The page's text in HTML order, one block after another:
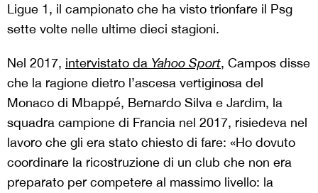
Ligue 1, il campionato che ha visto trionfare il Psg
sette volte nelle ultime dieci stagioni.
Nel 2017, intervistato da Yahoo Sport, Campos disse
che la ragione dietro l’ascesa vertiginosa del
Monaco di Mbappé, Bernardo Silva e Jardim, la
squadra campione di Francia nel 2017, risiedeva nel
lavoro che gli era stato chiesto di fare: «Ho dovuto
coordinare la ricostruzione di un club che non era
preparato per competere al massimo livello: la